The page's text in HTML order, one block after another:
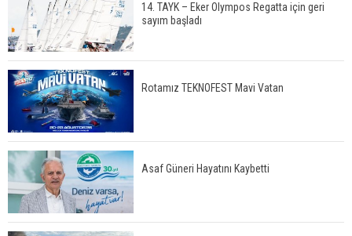
14. TAYK – Eker Olympos Regatta için geri
sayım başladı
Rotamız TEKNOFEST Mavi Vatan
Asaf Güneri Hayatını Kaybetti